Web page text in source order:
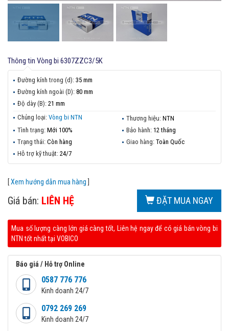
Thông tin Vòng bi 6307ZZC3/5K
Đường kính trong (d): 35 mm
Đường kính ngoài (D): 80 mm
Độ dày (B): 21 mm
Chủng loại: Vòng bi NTN Thương hiệu: NTN
Tình trạng: Mới 100% Bảo hành: 12 tháng
Trạng thái: Còn hàng Giao hàng: Toàn Quốc
Hỗ trợ kỹ thuật: 24/7
[Xem hướng dẫn mua hàng
Giá bán: LIÊN HỆ ĐẶT MUA NGAY
Mua số lượng càng lớn giá càng tốt, Liên hệ ngay để có giá bán vòng bi
NTN tốt nhất tại VOBICO
Báo giá / Hỗ trợ Online
0587 776 776
Kinh doanh 24/7
0792 269 269
Kinh doanh 24/7